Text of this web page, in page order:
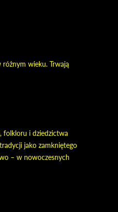
wieku. Trwają
folkloru i dziedzictwa
jako zamkniętego
– w nowoczesnych